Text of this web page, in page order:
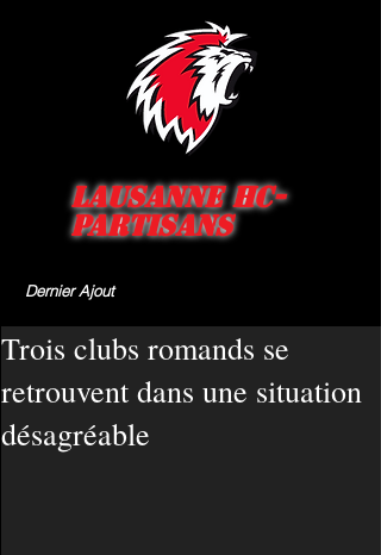
Lausanne HC-
Partisans
Dernier Ajout
Trois clubs romands se
retrouvent dans une situation
désagréable